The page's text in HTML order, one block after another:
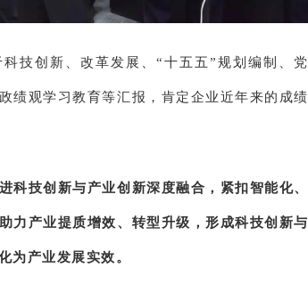
技创新、改革发展、“十五五”规划编制、
绩观学习教育等汇报，肯定企业近年来的成
科技创新与产业创新深度融合，紧扣智能化
力产业提质增效、转型升级，形成科技创新
为产业发展实效。